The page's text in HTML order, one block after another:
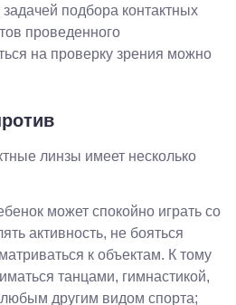
подбора контактных
проведенного
на проверку зрения можно
линзы имеет несколько
может спокойно играть со
активность, не бояться
к объектам. К тому
танцами, гимнастикой,
другим видом спорта;